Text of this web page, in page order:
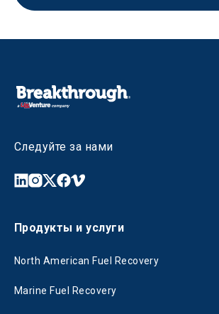
Следуйте за нами
Продукты и услуги
North American Fuel Recovery
Marine Fuel Recovery